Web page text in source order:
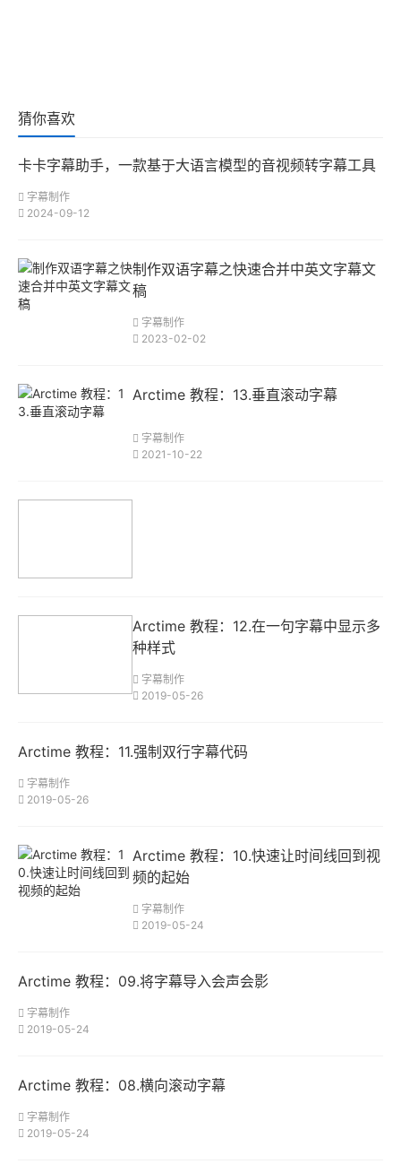
猜你喜欢
卡卡字幕助手，一款基于大语言模型的音视频转字幕工具
字幕制作
2024-09-12
制作双语字幕之快速合并中英文字幕文
稿
字幕制作
2023-02-02
Arctime 教程：13.垂直滚动字幕
字幕制作
2021-10-22
此问题，fcpx自
样有报错，见多就
2、对于软件压制
答
问：压制视频，理
想的CPU配置
是？核心数多？主
说，只看tfls，核
心8核足够，多了
善），主要就是综
合性能，因为有的
Arctime 教程：12.在一句字幕中显示多
种样式
字幕制作
2019-05-26
Arctime 教程：11.强制双行字幕代码
字幕制作
2019-05-26
Arctime 教程：10.快速让时间线回到视
频的起始
字幕制作
2019-05-24
Arctime 教程：09.将字幕导入会声会影
字幕制作
2019-05-24
Arctime 教程：08.横向滚动字幕
字幕制作
2019-05-24